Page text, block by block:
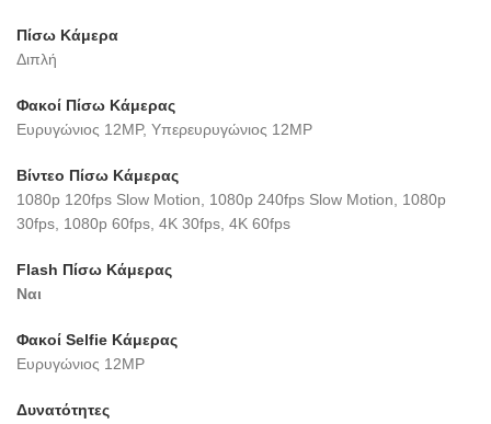
Πίσω Κάμερα
Διπλή
Φακοί Πίσω Κάμερας
Ευρυγώνιος 12MP, Υπερευρυγώνιος 12MP
Βίντεο Πίσω Κάμερας
1080p 120fps Slow Motion, 1080p 240fps Slow Motion, 1080p
30fps, 1080p 60fps, 4K 30fps, 4K 60fps
Flash Πίσω Κάμερας
Ναι
Φακοί Selfie Κάμερας
Ευρυγώνιος 12MP
Δυνατότητες